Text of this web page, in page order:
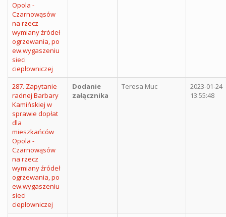
Opola -
Czarnowąsów
na rzecz
wymiany źródeł
ogrzewania, po
ew.wygaszeniu
sieci
ciepłowniczej
287. Zapytanie
radnej Barbary
Kamińskiej w
sprawie dopłat
dla
mieszkańców
Opola -
Czarnowąsów
na rzecz
wymiany źródeł
ogrzewania, po
ew.wygaszeniu
sieci
ciepłowniczej
Dodanie
załącznika
Teresa Muc
2023-01-24
13:55:48